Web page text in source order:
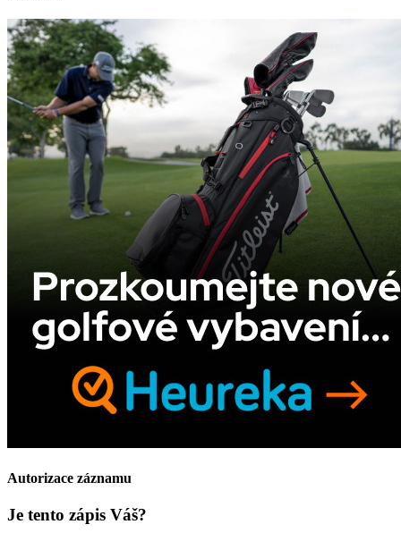
Autorizace záznamu
Je tento zápis Váš?